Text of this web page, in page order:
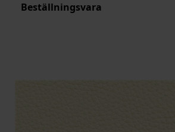
Beställningsvara